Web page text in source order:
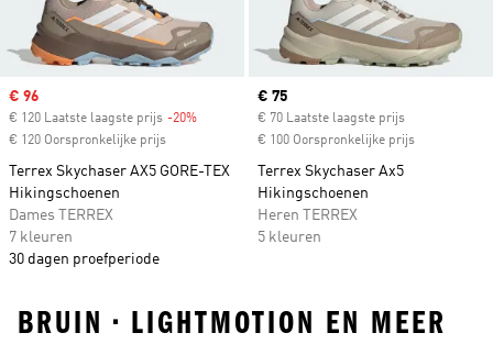
Sale price
€ 96
€ 120 Laatste laagste prijs -20%
€ 120 Oorspronkelijke prijs
Terrex Skychaser AX5 GORE-TEX
Hikingschoenen
Dames TERREX
7 kleuren
30 dagen proefperiode
Current price
€ 75
€ 70 Laatste laagste prijs
€ 100 Oorspronkelijke prijs
Terrex Skychaser Ax5
Hikingschoenen
Heren TERREX
5 kleuren
BRUIN • LIGHTMOTION EN MEER